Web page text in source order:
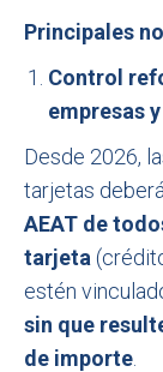
Principales
Control
empresas
Desde 2026,
tarjetas
AEAT de
tarjeta
estén
sin que
de importe